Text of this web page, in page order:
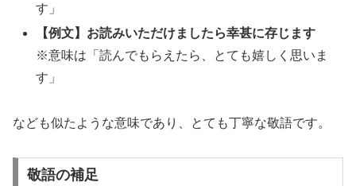
す」
【例文】お読みいただけましたら幸甚に存じます
※意味は「読んでもらえたら、とても嬉しく思いま
す」
なども似たような意味であり、とても丁寧な敬語です。
敬語の補足